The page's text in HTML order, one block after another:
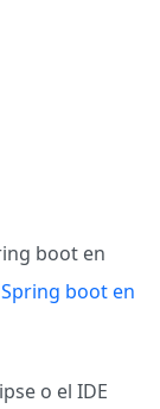
boot en
boot en
o el IDE